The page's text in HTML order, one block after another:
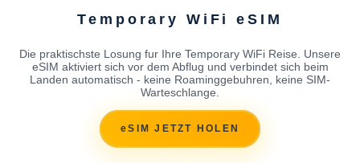
Temporary WiFi eSIM
Die praktischste Losung fur Ihre Temporary WiFi Reise. Unsere
eSIM aktiviert sich vor dem Abflug und verbindet sich beim
Landen automatisch - keine Roaminggebuhren, keine SIM-
Warteschlange.
eSIM JETZT HOLEN